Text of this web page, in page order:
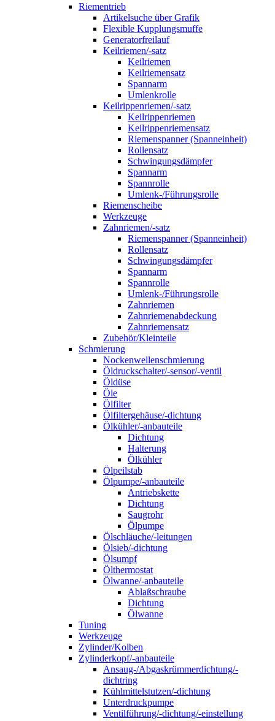
Riementrieb
Artikelsuche über Grafik
Flexible Kupplungsmuffe
Generatorfreilauf
Keilriemen/-satz
Keilriemen
Keilriemensatz
Spannarm
Umlenkrolle
Keilrippenriemen/-satz
Keilrippenriemen
Keilrippenriemensatz
Riemenspanner (Spanneinheit)
Rollensatz
Schwingungsdämpfer
Spannarm
Spannrolle
Umlenk-/Führungsrolle
Riemenscheibe
Werkzeuge
Zahnriemen/-satz
Riemenspanner (Spanneinheit)
Rollensatz
Schwingungsdämpfer
Spannarm
Spannrolle
Umlenk-/Führungsrolle
Zahnriemen
Zahnriemenabdeckung
Zahnriemensatz
Zubehör/Kleinteile
Schmierung
Nockenwellenschmierung
Öldruckschalter/-sensor/-ventil
Öldüse
Öle
Ölfilter
Ölfiltergehäuse/-dichtung
Ölkühler/-anbauteile
Dichtung
Halterung
Ölkühler
Ölpeilstab
Ölpumpe/-anbauteile
Antriebskette
Dichtung
Saugrohr
Ölpumpe
Ölschläuche/-leitungen
Ölsieb/-dichtung
Ölsumpf
Ölthermostat
Ölwanne/-anbauteile
Ablaßschraube
Dichtung
Ölwanne
Tuning
Werkzeuge
Zylinder/Kolben
Zylinderkopf/-anbauteile
Ansaug-/Abgaskrümmerdichtung/-
dichtring
Kühlmittelstutzen/-dichtung
Unterdruckpumpe
Ventilführung/-dichtung/-einstellung